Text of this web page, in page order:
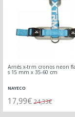
Arnés x-trm cronos neon
s 15 mm x 35-60 cm
NAYECO
17,99€ 24,33€